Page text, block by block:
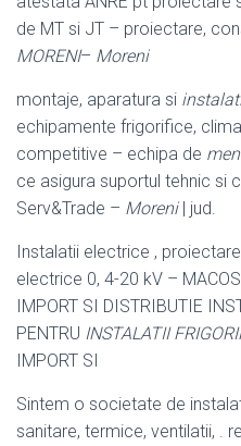
de MT si JT – proiectare,
MORENI– Moreni
montaje, aparatura si
echipamente frigorifice,
competitive – echipa de
ce asigura suportul tehnic si
Serv&Trade – Moreni| jud.
Instalatii electrice ,
electrice 0, 4-20 kV –
IMPORT SI DISTRIBUTIE
PENTRU INSTALATII
IMPORT SI
Sintem o societate de
sanitare, termice, ventilatii, .